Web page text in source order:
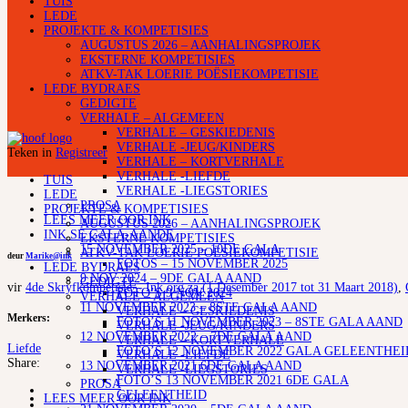
LEDE
PROJEKTE & KOMPETISIES
AUGUSTUS 2026 – AANHALINGSPROJEK
EKSTERNE KOMPETISIES
ATKV-TAK LOERIE POËSIEKOMPETISIE
LEDE BYDRAES
GEDIGTE
VERHALE – ALGEMEEN
VERHALE – GESKIEDENIS
VERHALE -JEUG/KINDERS
VERHALE – KORTVERHALE
VERHALE -LIEFDE
VERHALE -LIEGSTORIES
PROSA
LEES MEER OOR INK
INK SE GALA-AANDE
15 NOVEMBER 2025 – 10DE GALA
FOTOS – 15 NOVEMBER 2025
9 NOV 2024 – 9DE GALA AAND
FOTO’S 9 NOV 2024
11 NOVEMBER 2023 – 8STE GALA AAND
FOTO’S 11 NOVEMBER 2023 – 8STE GALA AAND
12 NOVEMBER 2022 – 7DE GALA AAND
FOTO’S 12 NOVEMBER 2022 GALA
13 NOVEMBER 2021 6DE GALA AAND
FOTO’S 13 NOVEMBER 2021 6DE GALA
GELEENTHEID
Teken in Registreer
TUIS
LEDE
PROJEKTE & KOMPETISIES
AUGUSTUS 2026 – AANHALINGSPROJEK
EKSTERNE KOMPETISIES
ATKV-TAK LOERIE POËSIEKOMPETISIE
LEDE BYDRAES
GEDIGTE
VERHALE – ALGEMEEN
VERHALE – GESKIEDENIS
VERHALE -JEUG/KINDERS
VERHALE – KORTVERHALE
VERHALE -LIEFDE
VERHALE -LIEGSTORIES
PROSA
LEES MEER OOR INK
deur Marike@ink
vir 4de Skryfkompetisie – Ink.org.za (1 Desember 2017 tot 31 Maart 2018)
Merkers:
Liefde
Share: